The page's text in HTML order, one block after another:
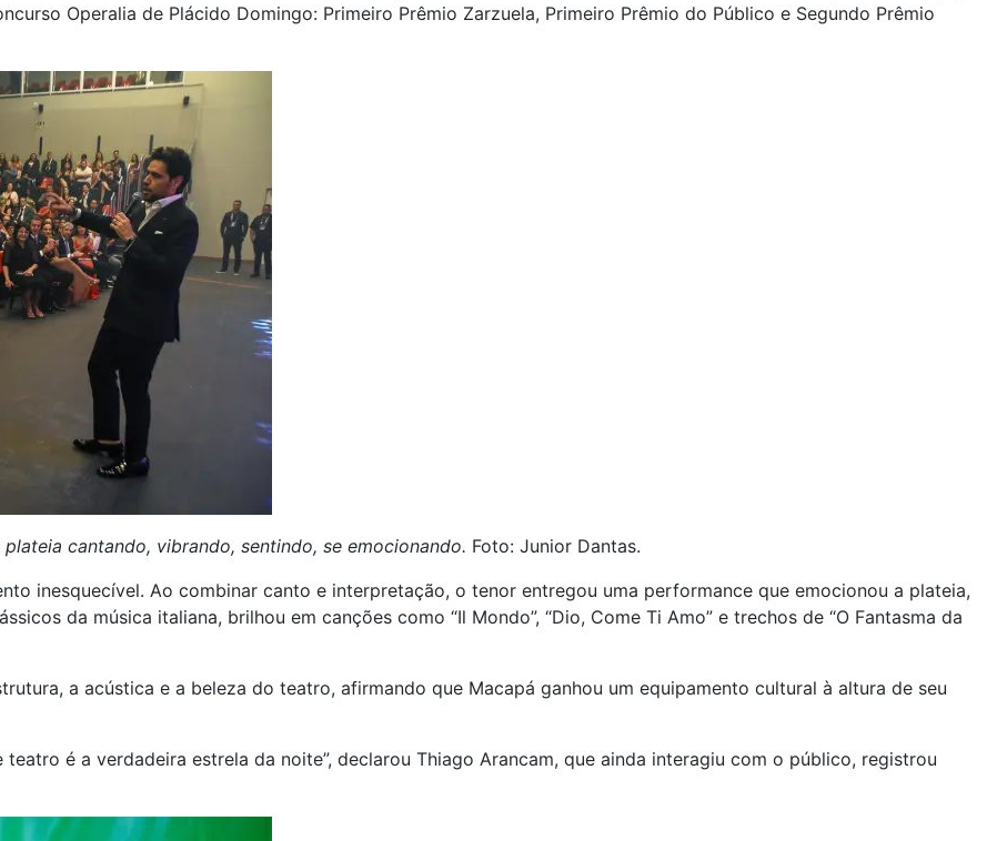
Operalia de Plácido Domingo: Primeiro Prêmio Zarzuela, Primeiro Prêmio do Público e Segundo Prêmio
cantando, vibrando, sentindo, se emocionando. Foto: Junior Dantas.
inesquecível. Ao combinar canto e interpretação, o tenor entregou uma performance que emocionou a plateia,
da música italiana, brilhou em canções como “Il Mondo”, “Dio, Come Ti Amo” e trechos de “O Fantasma da
a acústica e a beleza do teatro, afirmando que Macapá ganhou um equipamento cultural à altura de seu
é a verdadeira estrela da noite”, declarou Thiago Arancam, que ainda interagiu com o público, registrou